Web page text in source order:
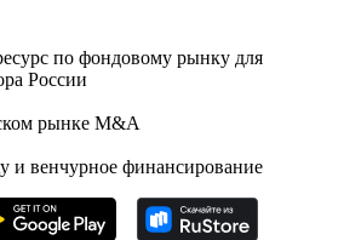
журнал
по фондовому рынку для
России
рынке M&A